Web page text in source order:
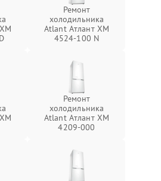
Ремонт
холодильника
Atlant Атлант ХМ
4524-100 N
Ремонт
холодильника
Atlant Атлант ХМ
4209-000